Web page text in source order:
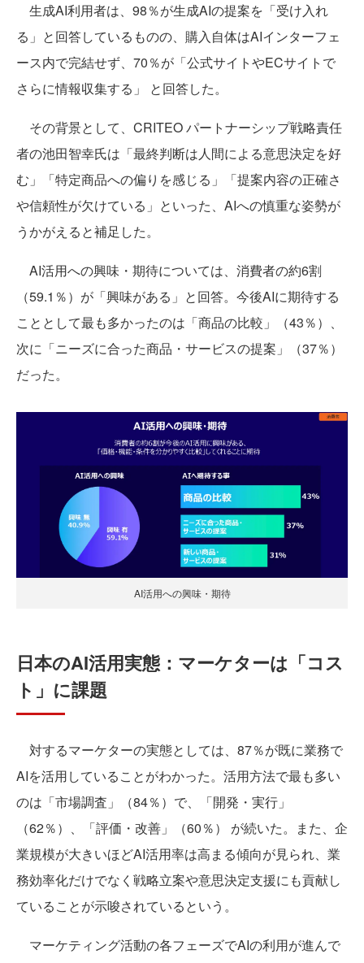
生成AI利用者は、98％が生成AIの提案を「受け入れ
る」と回答しているものの、購入自体はAIインターフェ
ース内で完結せず、70％が「公式サイトやECサイトで
さらに情報収集する」 と回答した。
その背景として、CRITEO パートナーシップ戦略責任
者の池田智幸氏は「最終判断は人間による意思決定を好
む」「特定商品への偏りを感じる」「提案内容の正確さ
や信頼性が欠けている」といった、AIへの慎重な姿勢が
うかがえると補足した。
AI活用への興味・期待については、消費者の約6割
（59.1％）が「興味がある」と回答。今後AIに期待する
こととして最も多かったのは「商品の比較」（43％）、
次に「ニーズに合った商品・サービスの提案」（37％）
だった。
AI活用への興味・期待
日本のAI活用実態：マーケターは「コス
ト」に課題
対するマーケターの実態としては、87％が既に業務で
AIを活用していることがわかった。活用方法で最も多い
のは「市場調査」（84％）で、「開発・実行」
（62％）、「評価・改善」（60％） が続いた。また、企
業規模が大きいほどAI活用率は高まる傾向が見られ、業
務効率化だけでなく戦略立案や意思決定支援にも貢献し
ていることが示唆されているという。
マーケティング活動の各フェーズでAIの利用が進んで